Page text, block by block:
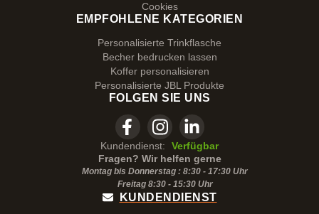
Cookies
EMPFOHLENE KATEGORIEN
Personalisierte Trinkflasche
Becher bedrucken lassen
Koffer personalisieren
Personalisierte JBL Produkte
FOLGEN SIE UNS
Kundendienst:
Verfügbar
Fragen? Wir helfen gerne
Montag bis Donnerstag : 8:30 - 17:30 Uhr
Freitag 8:30 - 15:30Uhr
KUNDENDIENST